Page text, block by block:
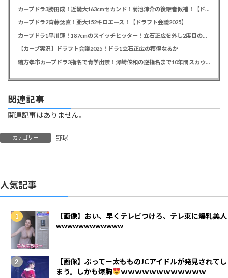
カープドラ3勝田成！近畿大163cmセカンド！菊池涼介の後継者候補！【ドラフト会議2025】
カープドラ2齊藤汰直！亜大152キロエース！【ドラフト会議2025】
カープドラ1平川蓮！187cmのスイッチヒッター！立石正広を外し2度目の重複も新井監督がクジを引き当てる！【ドラフト会議2025】
【カープ実況】ドラフト会議2025！ドラ1立石正広の獲得なるか
緒方孝市カープドラ3指名で青学出禁！澤﨑俊和の逆指名まで10年間スカウト出禁
関連記事
関連記事はありません。
カテゴリー 野球
人気記事
【画像】おい、早くテレビつけろ、テレ東に爆乳美人
wwwwwwwwwwww
【画像】ぶってー太もものJCアイドルが発見されてし
まう。しかも爆胸
ｗｗｗｗｗｗｗｗｗｗｗｗ